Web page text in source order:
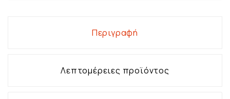
Περιγραφή
Λεπτομέρειες προϊόντος